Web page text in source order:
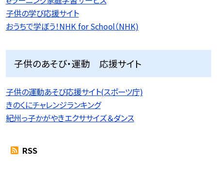
子供の学び応援サイト
おうちで学ぼう！NHK for School（NHK)
子供のあそび・運動 応援サイト
子供の運動あそび応援サイト(スポーツ庁)
きのくにチャレンジランキング
紀州っ子かがやきエクササイズ＆ダンス
RSS